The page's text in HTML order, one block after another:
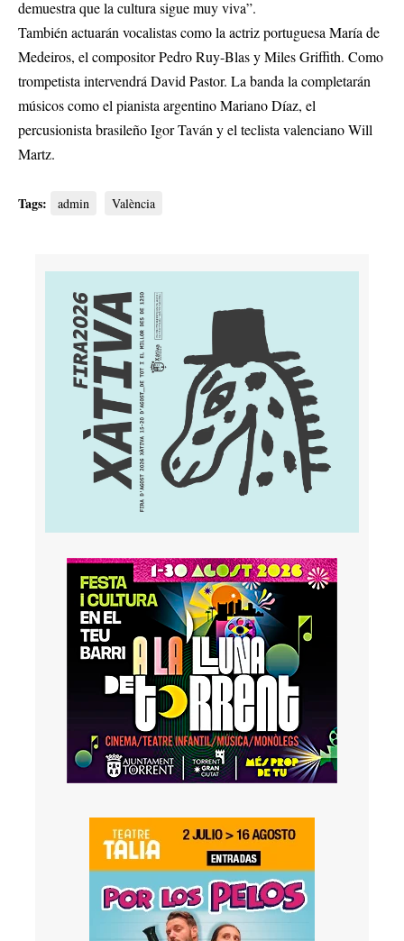
demuestra que la cultura sigue muy viva”.
También actuarán vocalistas como la actriz portuguesa María de
Medeiros, el compositor Pedro Ruy-Blas y Miles Griffith. Como
trompetista intervendrá David Pastor. La banda la completarán
músicos como el pianista argentino Mariano Díaz, el
percusionista brasileño Igor Taván y el teclista valenciano Will
Martz.
Tags: admin València